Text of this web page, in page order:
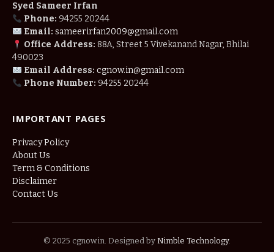
Syed Sameer Irfan
Phone: 94255 20244
Email: sameerirfan2009@gmail.com
Office Address: 88A, Street 5 Vivekanand Nagar, Bhilai
490023
Email Address: cgnow.in@gmail.com
Phone Number: 94255 20244
IMPORTANT PAGES
Privacy Policy
About Us
Term & Conditions
Disclaimer
Contact Us
© 2025 cgnow.in. Designed by Nimble Technology.